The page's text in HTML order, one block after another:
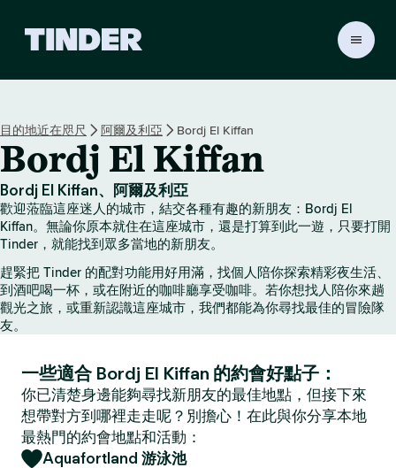
r
首
頁
目的地近在咫尺 阿爾及利亞 Bordj El Kiffan
Bordj El Kiffan
Bordj El Kiffan、阿爾及利亞
歡迎蒞臨這座迷人的城市，結交各種有趣的新朋友：Bordj El
Kiffan。無論你原本就住在這座城市，還是打算到此一遊，只要打開
Tinder，就能找到眾多當地的新朋友。
趕緊把 Tinder 的配對功能用好用滿，找個人陪你探索精彩夜生活、
到酒吧喝一杯，或在附近的咖啡廳享受咖啡。若你想找人陪你來趟
觀光之旅，或重新認識這座城市，我們都能為你尋找最佳的冒險隊
友。
一些適合 Bordj El Kiffan 的約會好點子：
你已清楚身邊能夠尋找新朋友的最佳地點，但接下來
想帶對方到哪裡走走呢？別擔心！在此與你分享本地
最熱門的約會地點和活動：
Aquafortland 游泳池